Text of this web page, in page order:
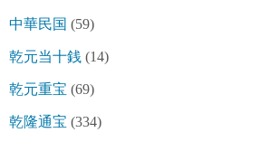
中華民国 (59)
乾元当十銭 (14)
乾元重宝 (69)
乾隆通宝 (334)